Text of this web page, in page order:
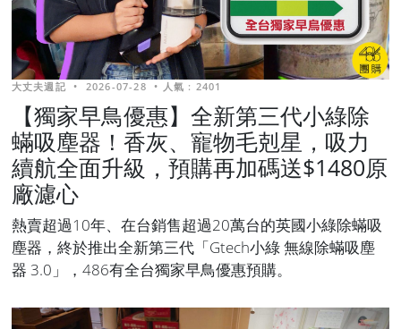
大丈夫週記 • 2026-07-28 • 人氣 : 2401
【獨家早鳥優惠】全新第三代小綠除
蟎吸塵器！香灰、寵物毛剋星，吸力
續航全面升級，預購再加碼送$1480原
廠濾心
熱賣超過10年、在台銷售超過20萬台的英國小綠除蟎吸
塵器，終於推出全新第三代「Gtech小綠 無線除蟎吸塵
器 3.0」，486有全台獨家早鳥優惠預購。